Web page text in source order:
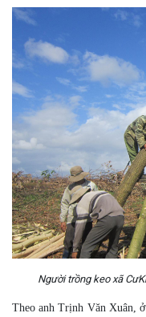
Người trồng keo xã
Theo anh Trịnh Văn Xuân,